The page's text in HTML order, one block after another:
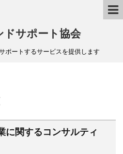
ドサポート協会
ポートするサービスを提供します
関するコンサルティ